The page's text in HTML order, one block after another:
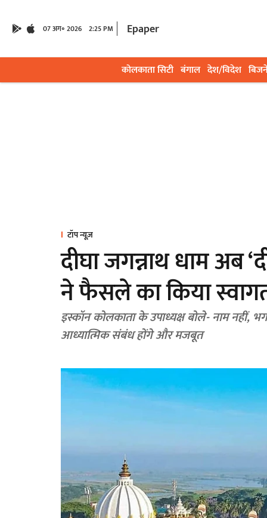
07 अग॰ 2026 2:25 PM Epaper
कोलकाता सिटी बंगाल देश/विदेश
टॉप न्यूज़
दीघा जगन्नाथ धाम अब
ने फैसले का किया
इस्कॉन कोलकाता के उपाध्यक्ष बोले- नाम नहीं,
आध्यात्मिक संबंध होंगे और मजबूत